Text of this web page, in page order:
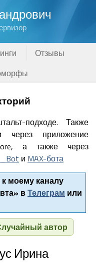
Отзывы
подходе. Также
через приложение
а также через
и MAX-бота
моему каналу
вТелеграм или
автор
Ирина